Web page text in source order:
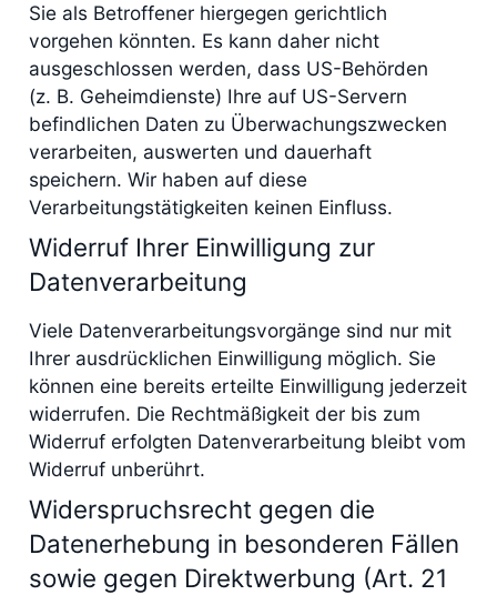
Sie als Betroffener hiergegen gerichtlich
vorgehen könnten. Es kann daher nicht
ausgeschlossen werden, dass US-Behörden
(z. B. Geheimdienste) Ihre auf US-Servern
befindlichen Daten zu Überwachungszwecken
verarbeiten, auswerten und dauerhaft
speichern. Wir haben auf diese
Verarbeitungstätigkeiten keinen Einfluss.
Widerruf Ihrer Einwilligung zur
Datenverarbeitung
Viele Datenverarbeitungsvorgänge sind nur mit
Ihrer ausdrücklichen Einwilligung möglich. Sie
können eine bereits erteilte Einwilligung jederzeit
widerrufen. Die Rechtmäßigkeit der bis zum
Widerruf erfolgten Datenverarbeitung bleibt vom
Widerruf unberührt.
Widerspruchsrecht gegen die
Datenerhebung in besonderen Fällen
sowie gegen Direktwerbung (Art. 21